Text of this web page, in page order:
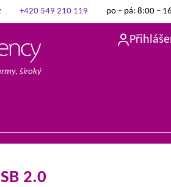
+420 549 210 119 po – pá: 8:00 –
široký
2.0